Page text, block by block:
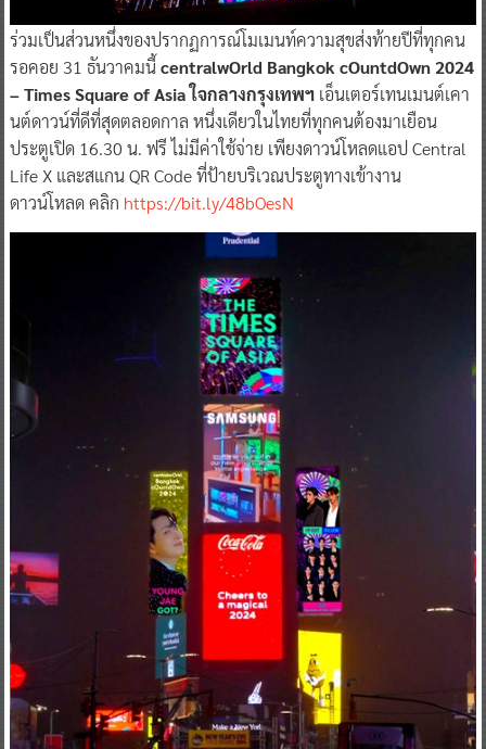
ร่วมเป็นส่วนหนึ่งของปรากฏการณ์โมเมนท์ความสุขส่งท้ายปีที่ทุกคน
รอคอย 31 ธันวาคมนี้centralwOrld Bangkok cOuntdOwn 2024
– Times Square of Asia ใจกลางกรุงเทพฯเอ็นเตอร์เทนเมนต์เคา
นต์ดาวน์ที่ดีที่สุดตลอดกาล หนึ่งเดียวในไทยที่ทุกคนต้องมาเยือน
ประตูเปิด 16.30 น. ฟรี ไม่มีค่าใช้จ่าย เพียงดาวน์โหลดแอป Central
Life X และสแกน QR Code ที่ป้ายบริเวณประตูทางเข้างาน
ดาวน์โหลด คลิก https://bit.ly/48bOesN